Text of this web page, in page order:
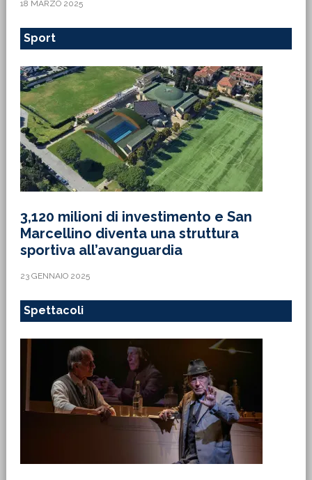
18 MARZO 2025
Sport
3,120 milioni di investimento e San
Marcellino diventa una struttura
sportiva all’avanguardia
23 GENNAIO 2025
Spettacoli